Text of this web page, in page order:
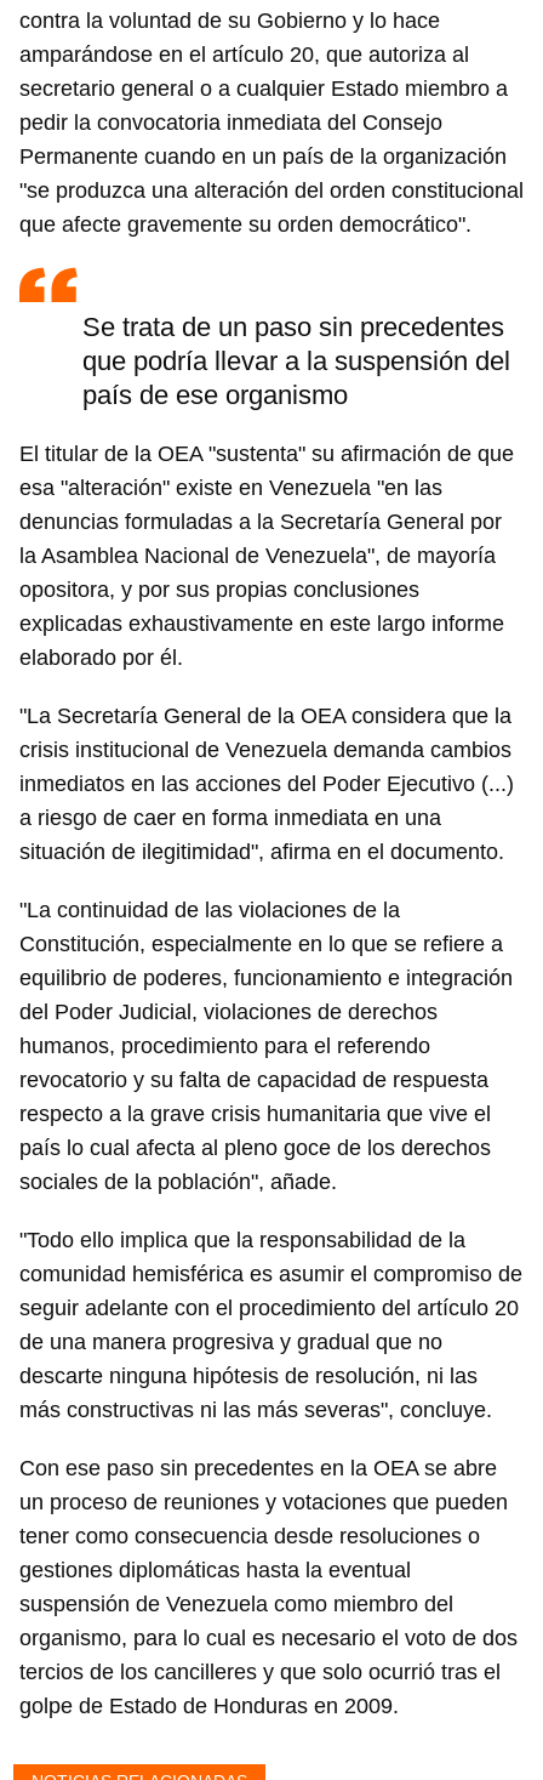
contra la voluntad de su Gobierno y lo hace
amparándose en el artículo 20, que autoriza al
secretario general o a cualquier Estado miembro a
pedir la convocatoria inmediata del Consejo
Permanente cuando en un país de la organización
"se produzca una alteración del orden constitucional
que afecte gravemente su orden democrático".
Se trata de un paso sin precedentes
que podría llevar a la suspensión del
país de ese organismo
El titular de la OEA "sustenta" su afirmación de que
esa "alteración" existe en Venezuela "en las
denuncias formuladas a la Secretaría General por
la Asamblea Nacional de Venezuela", de mayoría
opositora, y por sus propias conclusiones
explicadas exhaustivamente en este largo informe
elaborado por él.
"La Secretaría General de la OEA considera que la
crisis institucional de Venezuela demanda cambios
inmediatos en las acciones del Poder Ejecutivo (...)
a riesgo de caer en forma inmediata en una
situación de ilegitimidad", afirma en el documento.
"La continuidad de las violaciones de la
Constitución, especialmente en lo que se refiere a
equilibrio de poderes, funcionamiento e integración
del Poder Judicial, violaciones de derechos
humanos, procedimiento para el referendo
revocatorio y su falta de capacidad de respuesta
respecto a la grave crisis humanitaria que vive el
país lo cual afecta al pleno goce de los derechos
sociales de la población", añade.
"Todo ello implica que la responsabilidad de la
comunidad hemisférica es asumir el compromiso de
seguir adelante con el procedimiento del artículo 20
de una manera progresiva y gradual que no
descarte ninguna hipótesis de resolución, ni las
más constructivas ni las más severas", concluye.
Con ese paso sin precedentes en la OEA se abre
un proceso de reuniones y votaciones que pueden
tener como consecuencia desde resoluciones o
gestiones diplomáticas hasta la eventual
suspensión de Venezuela como miembro del
organismo, para lo cual es necesario el voto de dos
tercios de los cancilleres y que solo ocurrió tras el
golpe de Estado de Honduras en 2009.